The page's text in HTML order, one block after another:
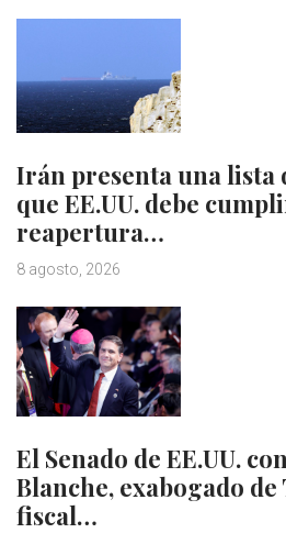
Irán presenta una lista
que EE.UU. debe
reapertura…
8 agosto, 2026
El Senado de EE.UU.
Blanche, exabogado
fiscal…